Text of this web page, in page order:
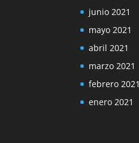
junio 2021
mayo 2021
abril 2021
marzo 2021
febrero 2021
enero 2021